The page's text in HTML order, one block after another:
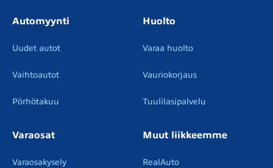
Automyynti
Uudet autot
Vaihtoautot
Pörhötakuu
Huolto
Varaa huolto
Vauriokorjaus
Tuulilasipalvelu
Varaosat
Varaosakysely
Muut liikkeemme
RealAuto